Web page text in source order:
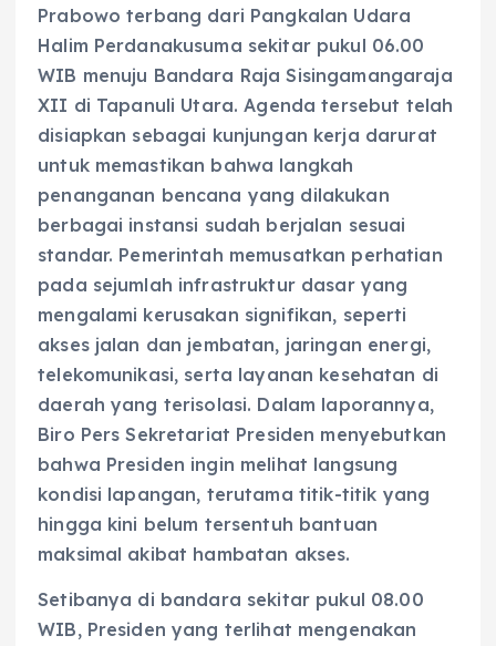
Prabowo terbang dari Pangkalan Udara
Halim Perdanakusuma sekitar pukul 06.00
WIB menuju Bandara Raja Sisingamangaraja
XII di Tapanuli Utara. Agenda tersebut telah
disiapkan sebagai kunjungan kerja darurat
untuk memastikan bahwa langkah
penanganan bencana yang dilakukan
berbagai instansi sudah berjalan sesuai
standar. Pemerintah memusatkan perhatian
pada sejumlah infrastruktur dasar yang
mengalami kerusakan signifikan, seperti
akses jalan dan jembatan, jaringan energi,
telekomunikasi, serta layanan kesehatan di
daerah yang terisolasi. Dalam laporannya,
Biro Pers Sekretariat Presiden menyebutkan
bahwa Presiden ingin melihat langsung
kondisi lapangan, terutama titik-titik yang
hingga kini belum tersentuh bantuan
maksimal akibat hambatan akses.
Setibanya di bandara sekitar pukul 08.00
WIB, Presiden yang terlihat mengenakan